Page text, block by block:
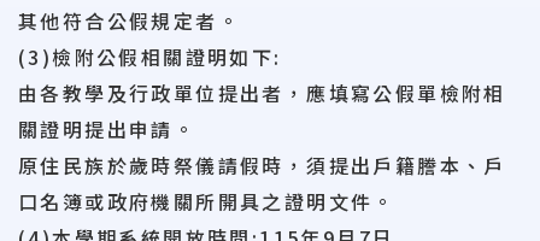
其他符合公假規定者。
(3)檢附公假相關證明如下:
由各教學及行政單位提出者，應填寫公假單檢附相
關證明提出申請。
原住民族於歲時祭儀請假時，須提出戶籍謄本、戶
口名簿或政府機關所開具之證明文件。